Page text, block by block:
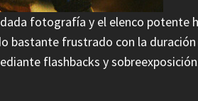
fotografía y el elenco potente
bastante frustrado con la duración
flashbacks y